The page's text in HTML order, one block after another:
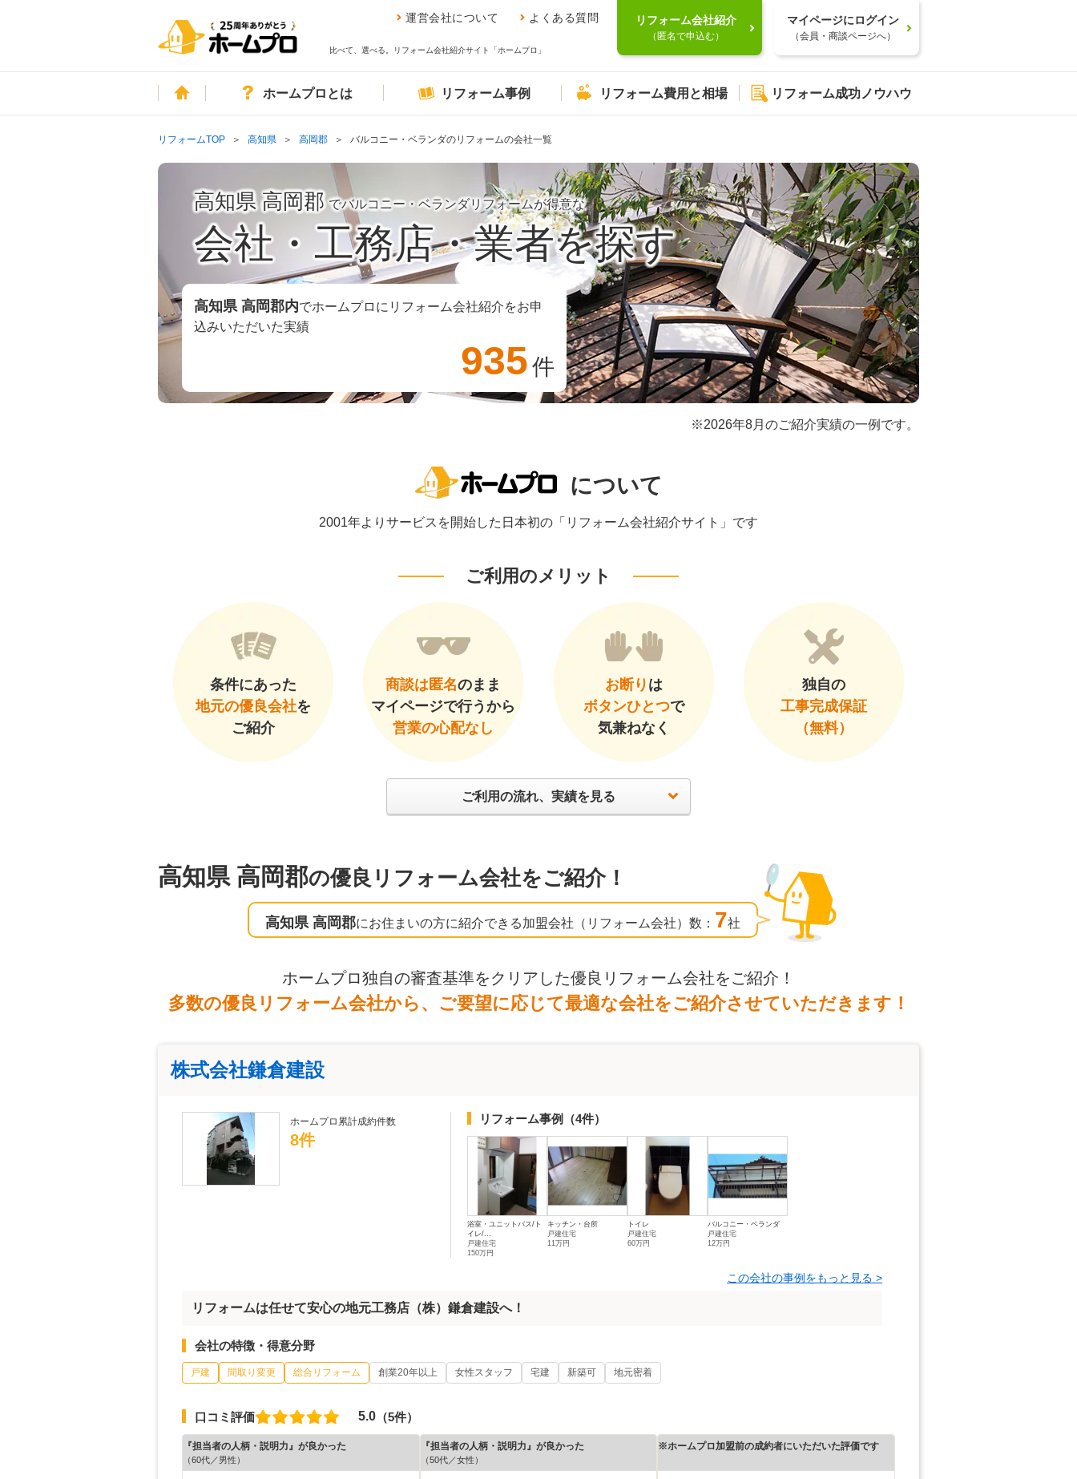
運営会社について よくある質問
比べて、選べる。リフォーム会社紹介サイト「ホームプロ」
リフォーム会社紹介
（匿名で申込む）
マイページにログイン
（会員・商談ページへ）
ホームホームプロとは リフォーム事例 リフォーム費用と相場 リフォーム成功ノウハウ
リフォームTOP 高知県 高岡郡 バルコニー・ベランダのリフォームの会社一覧
高知県 高岡郡 でバルコニー・ベランダリフォームが得意な
会社・工務店・業者を探す
高知県 高岡郡内でホームプロにリフォーム会社紹介をお申
込みいただいた実績
935件
※2026年8月のご紹介実績の一例です。
について
2001年よりサービスを開始した日本初の「リフォーム会社紹介サイト」です
ご利用のメリット
条件にあった
地元の優良会社を
ご紹介
商談は匿名のまま
マイページで行うから
営業の心配なし
お断り は
ボタンひとつで
気兼ねなく
独自の
工事完成保証
（無料）
ご利用の流れ、実績を見る
高知県 高岡郡の優良リフォーム会社をご紹介！
高知県 高岡郡にお住まいの方に紹介できる加盟会社（リフォーム会社）数： 7社
ホームプロ独自の審査基準をクリアした優良リフォーム会社をご紹介！
多数の優良リフォーム会社から、ご要望に応じて最適な会社をご紹介させていただきます！
株式会社鎌倉建設
ホームプロ累計成約件数
8件
リフォーム事例 （4件）
浴室・ユニットバス/ト
イレ/...
戸建住宅
150万円
キッチン・台所
戸建住宅
11万円
トイレ
戸建住宅
60万円
バルコニー・ベランダ
戸建住宅
12万円
この会社の事例をもっと見る >
リフォームは任せて安心の地元工務店（株）鎌倉建設へ！
会社の特徴・得意分野
戸建 間取り変更 総合リフォーム 創業20年以上 女性スタッフ 宅建 新築可 地元密着
口コミ評価 5.0 （5件）
『担当者の人柄・説明力』が良かった
（60代／男性）
『担当者の人柄・説明力』が良かった
（50代／女性）
※ホームプロ加盟前の成約者にいただいた評価です